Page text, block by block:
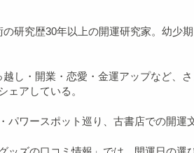
の研究歴30年以上の開運研究家。幼少
越し・開業・恋愛・金運アップなど、
ェアしている。
パワースポット巡り、古書店での開運